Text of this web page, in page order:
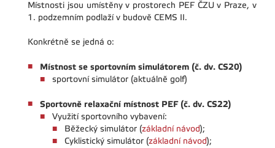
Místnosti jsou umístěny v prostorech PEF ČZU v Praze, v
1. podzemním podlaží v budově CEMS II.
Konkrétně se jedná o:
Místnost se sportovním simulátorem (č. dv. CS20)
sportovní simulátor (aktuálně golf)
Sportovně relaxační místnost PEF (č. dv. CS22)
Využití sportovního vybavení:
Běžecký simulátor (základní návod);
Cyklistický simulátor (základní návod);